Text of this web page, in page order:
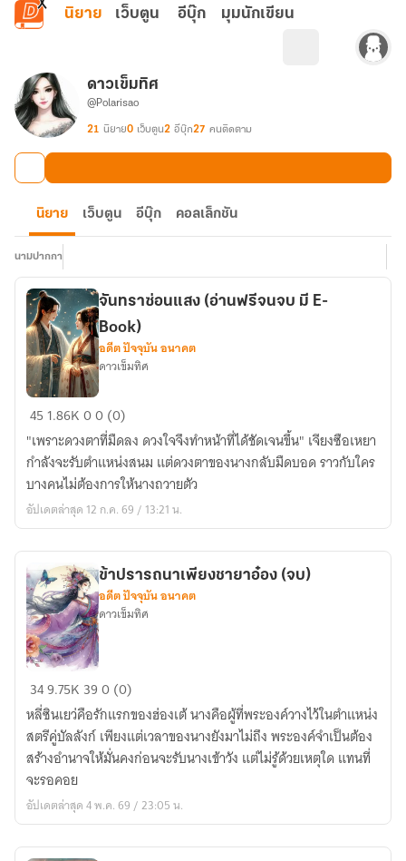
ข้ามไปยังเนื้อหาหลัก
นิยาย เว็บตูน อีบุ๊ก มุมนักเขียน
ดาวเข็มทิศ
@Polarisao
21 นิยาย0 เว็บตูน2 อีบุ๊ก27 คนติดตาม
นิยาย เว็บตูน อีบุ๊ก คอลเล็กชัน
นามปากกา
จันทรา
แสง
(อ่าน
ฟรี
จนจบ
Book)
จันทราซ่อนแสง (อ่านฟรีจนจบ มี E-
Book)
อดีต ปัจจุบัน อนาคต
ดาวเข็มทิศ
45 1.86K00 (0)
"เพราะดวงตาที่มืดลง ดวงใจจึงทำหน้าที่ได้ชัดเจนขึ้น" เจียงซือเหยา
กำลังจะรับตำแหน่งสนม แต่ดวงตาของนางกลับมืดบอด ราวกับใคร
บางคนไม่ต้องการให้นางถวายตัว
อัปเดตล่าสุด 12 ก.ค. 69 / 13:21 น.
ข้า
ปรารถนา
เพียง
ชายา
อ๋อง
(จบ)
ข้าปรารถนาเพียงชายาอ๋อง (จบ)
อดีต ปัจจุบัน อนาคต
ดาวเข็มทิศ
349.75K 390 (0)
หลี่ซินเยว่คือรักแรกของฮ่องเต้ นางคือผู้ที่พระองค์วางไว้ในตำแหน่ง
สตรีคู่บัลลังก์ เพียงแต่เวลาของนางยังมาไม่ถึง พระองค์จำเป็นต้อง
สร้างอำนาจให้มั่นคงก่อนจะรับนางเข้าวัง แต่ไม่รู้ด้วยเหตุใด แทนที่
จะรอคอย
อัปเดตล่าสุด 4 พ.ค. 69 / 23:05 น.